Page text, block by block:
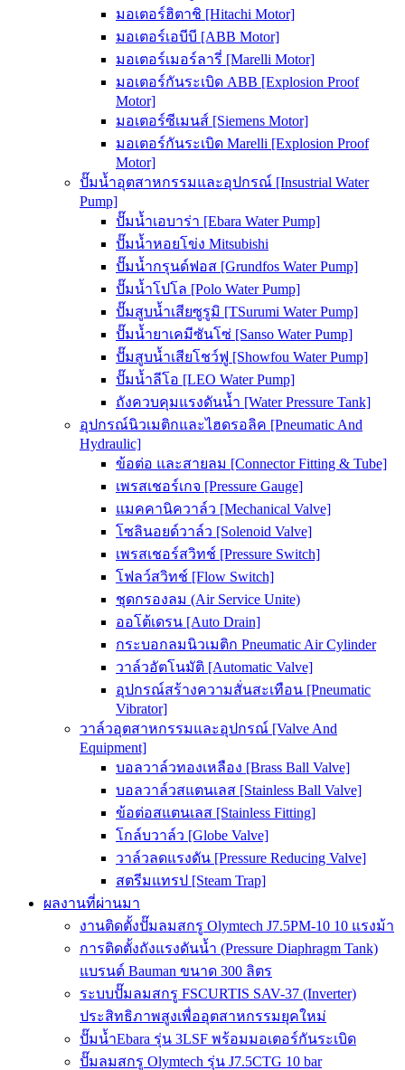
มอเตอร์ฮิตาชิ [Hitachi Motor]
มอเตอร์เอบีบี [ABB Motor]
มอเตอร์เมอร์ลารี่ [Marelli Motor]
มอเตอร์กันระเบิด ABB [Explosion Proof
Motor]
มอเตอร์ซีเมนส์ [Siemens Motor]
มอเตอร์กันระเบิด Marelli [Explosion Proof
Motor]
ปั๊มน้ำอุตสาหกรรมและอุปกรณ์ [Insustrial Water
Pump]
ปั๊มน้ำเอบาร่า [Ebara Water Pump]
ปั๊มน้ำหอยโข่ง Mitsubishi
ปั๊มน้ำกรุนด์ฟอส [Grundfos Water Pump]
ปั๊มน้ำโปโล [Polo Water Pump]
ปั๊มสูบน้ำเสียซูรูมิ [TSurumi Water Pump]
ปั๊มน้ำยาเคมีซันโซ่ [Sanso Water Pump]
ปั๊มสูบน้ำเสียโชว์ฟู [Showfou Water Pump]
ปั๊มน้ำลีโอ [LEO Water Pump]
ถังควบคุมแรงดันน้ำ [Water Pressure Tank]
อุปกรณ์นิวเมติกและไฮดรอลิค [Pneumatic And
Hydraulic]
ข้อต่อ และสายลม [Connector Fitting & Tube]
เพรสเชอร์เกจ [Pressure Gauge]
แมคคานิควาล์ว [Mechanical Valve]
โซลินอยด์วาล์ว [Solenoid Valve]
เพรสเชอร์สวิทช์ [Pressure Switch]
โฟลว์สวิทช์ [Flow Switch]
ชุดกรองลม (Air Service Unite)
ออโต้เดรน [Auto Drain]
กระบอกลมนิวเมติก Pneumatic Air Cylinder
วาล์วอัตโนมัติ [Automatic Valve]
อุปกรณ์สร้างความสั่นสะเทือน [Pneumatic
Vibrator]
วาล์วอุตสาหกรรมและอุปกรณ์ [Valve And
Equipment]
บอลวาล์วทองเหลือง [Brass Ball Valve]
บอลวาล์วสแตนเลส [Stainless Ball Valve]
ข้อต่อสแตนเลส [Stainless Fitting]
โกล์บวาล์ว [Globe Valve]
วาล์วลดแรงดัน [Pressure Reducing Valve]
สตรีมแทรป [Steam Trap]
ผลงานที่ผ่านมา
งานติดตั้งปั๊มลมสกรู Olymtech J7.5PM-10 10 แรงม้า
การติดตั้งถังแรงดันน้ำ (Pressure Diaphragm Tank)
แบรนด์ Bauman ขนาด 300 ลิตร
ระบบปั๊มลมสกรู FSCURTIS SAV-37 (Inverter)
ประสิทธิภาพสูงเพื่ออุตสาหกรรมยุคใหม่
ปั๊มน้ำEbara รุ่น 3LSF พร้อมมอเตอร์กันระเบิด
ปั๊มลมสกรู Olymtech รุ่น J7.5CTG 10 bar